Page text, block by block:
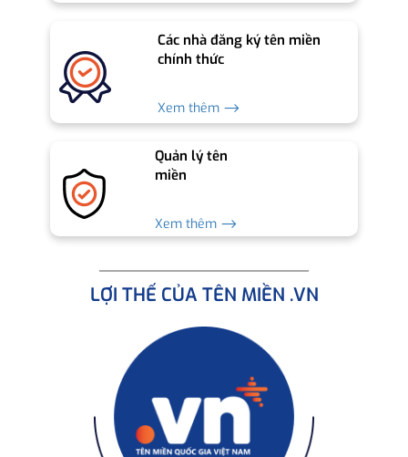
Các nhà đăng ký tên miền
chính thức
Xem thêm ⟶
Quản lý tên
miền
Xem thêm ⟶
LỢI THẾ CỦA TÊN MIỀN .VN